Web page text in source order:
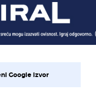
Google izvor